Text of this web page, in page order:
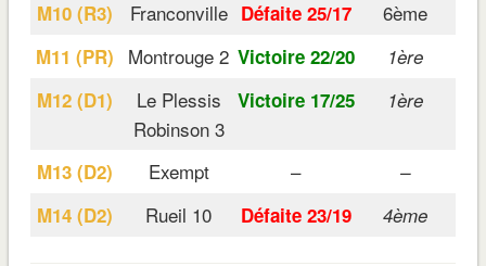
M10 (R3)
Franconville Défaite 25/17 6ème
M11 (PR) Montrouge 2 Victoire 22/20
1ère
M12 (D1)
Le Plessis
Robinson 3
Victoire 17/25 1ère
M13 (D2) Exempt –
–
M14 (D2)
Rueil 10 Défaite 23/19 4ème